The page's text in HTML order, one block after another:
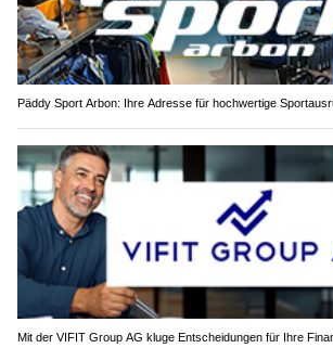
Päddy Sport Arbon: Ihre Adresse für hochwertige
Mit der VIFIT Group AG kluge Entscheidungen für Ihre